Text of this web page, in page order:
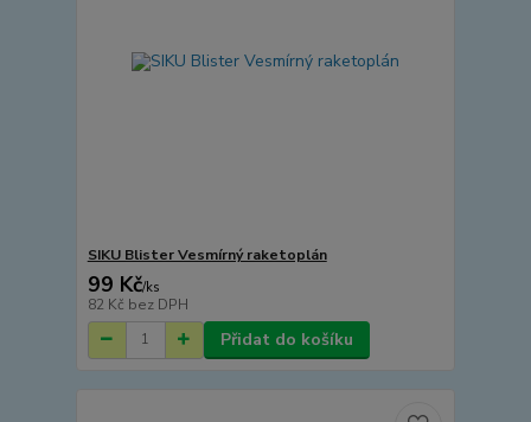
SIKU Blister Vesmírný raketoplán
99 Kč/ks
82 Kč bez DPH
Přidat do košíku